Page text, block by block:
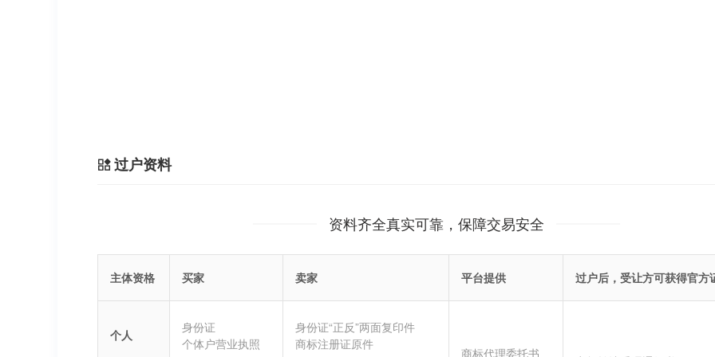
过户资料
资料齐全真实可靠，保障交易安全
主体资格 买家 卖家 平台提供 过户后，受让方可获得官方
个人
身份证
个体户营业执照
身份证“正反”两面复印件
商标注册证原件
商标代理委托书